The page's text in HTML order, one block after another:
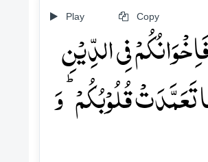
Play Copy
فِی الدِّیۡنِ
تَعَمَّدَتۡ قُلُوۡبُکُمۡ ؕ وَ